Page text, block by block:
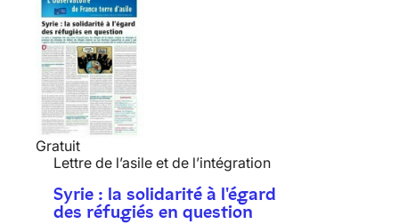
Gratuit
Lettre de l’asile et de l’intégration
Syrie : la solidarité à l'égard
des réfugiés en question